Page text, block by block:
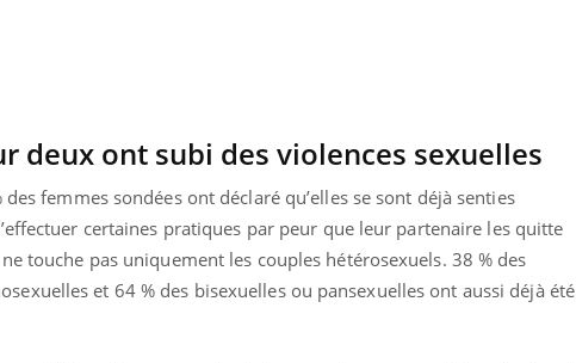
deux ont subi des violences sexuelles
femmes sondées ont déclaré qu’elles se sont déjà senties
certaines pratiques par peur que leur partenaire les quitte
touche pas uniquement les couples hétérosexuels. 38 % des
et 64 % des bisexuelles ou pansexuelles ont aussi déjà été